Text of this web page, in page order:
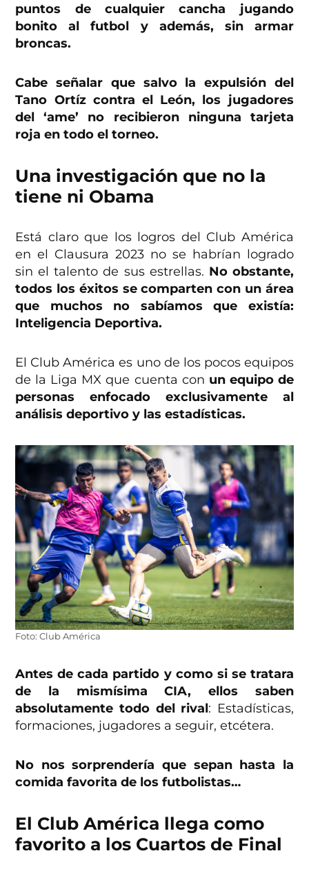
puntos de cualquier cancha jugando
bonito al futbol y además, sin armar
broncas.
Cabe señalar que salvo la expulsión del
Tano Ortíz contra el León, los jugadores
del ‘ame’ no recibieron ninguna tarjeta
roja en todo el torneo.
Una investigación que no la
tiene ni Obama
Está claro que los logros del Club América
en el Clausura 2023 no se habrían logrado
sin el talento de sus estrellas. No obstante,
todos los éxitos se comparten con un área
que muchos no sabíamos que existía:
Inteligencia Deportiva.
El Club América es uno de los pocos equipos
de la Liga MX que cuenta con un equipo de
personas enfocado exclusivamente al
análisis deportivo y las estadísticas.
Foto: Club América
Antes de cada partido y como si se tratara
de la mismísima CIA, ellos saben
absolutamente todo del rival: Estadísticas,
formaciones, jugadores a seguir, etcétera.
No nos sorprendería que sepan hasta la
comida favorita de los futbolistas…
El Club América llega como
favorito a los Cuartos de Final